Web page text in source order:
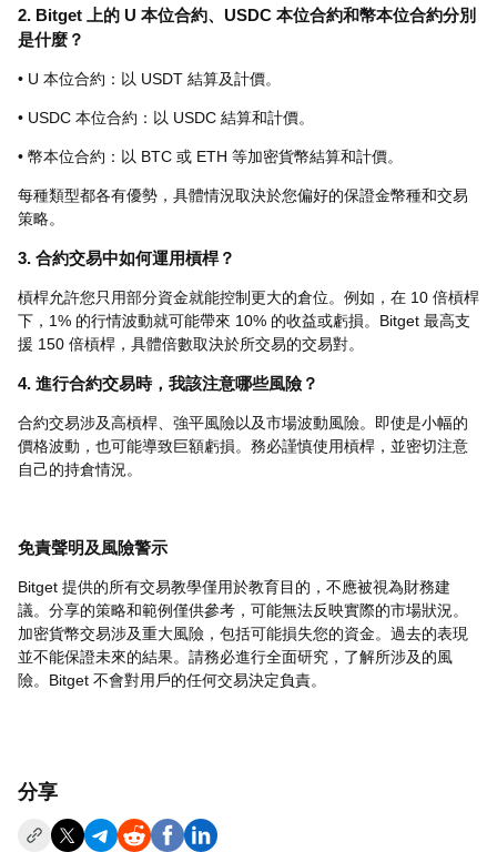
2. Bitget 上的 U 本位合約、USDC 本位合約和幣本位合約分別
是什麼？
• U 本位合約：以 USDT 結算及計價。
• USDC 本位合約：以 USDC 結算和計價。
• 幣本位合約：以 BTC 或 ETH 等加密貨幣結算和計價。
每種類型都各有優勢，具體情況取決於您偏好的保證金幣種和交易
策略。
3. 合約交易中如何運用槓桿？
槓桿允許您只用部分資金就能控制更大的倉位。例如，在 10 倍槓桿
下，1% 的行情波動就可能帶來 10% 的收益或虧損。Bitget 最高支
援 150 倍槓桿，具體倍數取決於所交易的交易對。
4. 進行合約交易時，我該注意哪些風險？
合約交易涉及高槓桿、強平風險以及市場波動風險。即使是小幅的
價格波動，也可能導致巨額虧損。務必謹慎使用槓桿，並密切注意
自己的持倉情況。
免責聲明及風險警示
Bitget 提供的所有交易教學僅用於教育目的，不應被視為財務建
議。分享的策略和範例僅供參考，可能無法反映實際的市場狀況。
加密貨幣交易涉及重大風險，包括可能損失您的資金。過去的表現
並不能保證未來的結果。請務必進行全面研究，了解所涉及的風
險。Bitget 不會對用戶的任何交易決定負責。
分享